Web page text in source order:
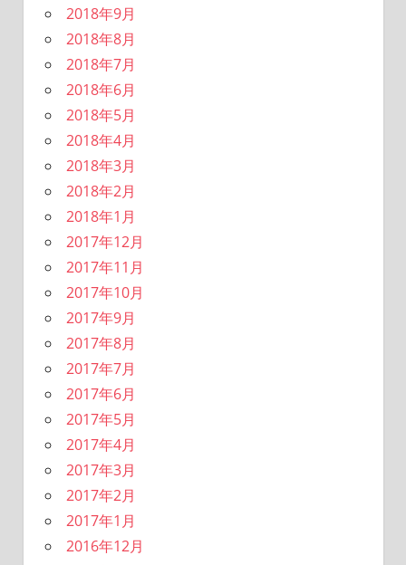
2018年9月
2018年8月
2018年7月
2018年6月
2018年5月
2018年4月
2018年3月
2018年2月
2018年1月
2017年12月
2017年11月
2017年10月
2017年9月
2017年8月
2017年7月
2017年6月
2017年5月
2017年4月
2017年3月
2017年2月
2017年1月
2016年12月